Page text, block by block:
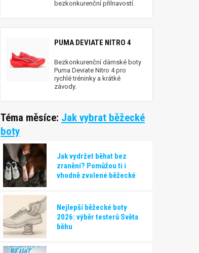
bezkonkurenční přilnavostí.
PUMA DEVIATE NITRO 4
Bezkonkurenční dámské boty
Puma Deviate Nitro 4 pro
rychlé tréninky a krátké
závody.
Téma měsíce: Jak vybrat běžecké
boty
Jak vydržet běhat bez
zranění? Pomůžou ti i
vhodně zvolené běžecké
Nejlepší běžecké boty
2026: výběr testerů Světa
běhu